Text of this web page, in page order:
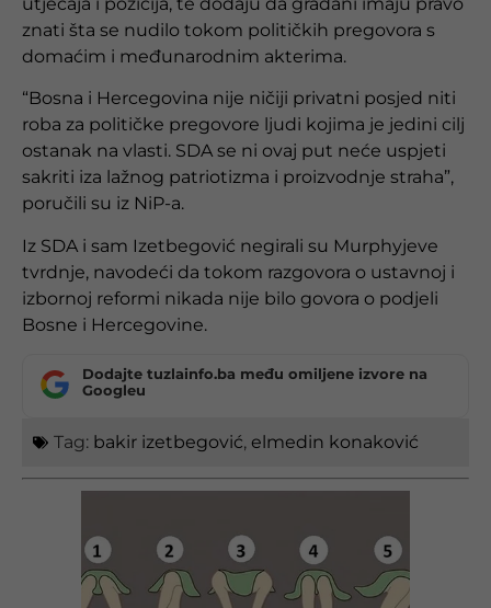
znati šta se nudilo tokom političkih pregovora s
domaćim i međunarodnim akterima.
“Bosna i Hercegovina nije ničiji privatni posjed niti
roba za političke pregovore ljudi kojima je jedini cilj
ostanak na vlasti. SDA se ni ovaj put neće uspjeti
sakriti iza lažnog patriotizma i proizvodnje straha”,
poručili su iz NiP-a.
Iz SDA i sam Izetbegović negirali su Murphyjeve
tvrdnje, navodeći da tokom razgovora o ustavnoj i
izbornoj reformi nikada nije bilo govora o podjeli
Bosne i Hercegovine.
Dodajte tuzlainfo.ba među omiljene izvore na
Googleu
Tag: bakir izetbegović, elmedin konaković